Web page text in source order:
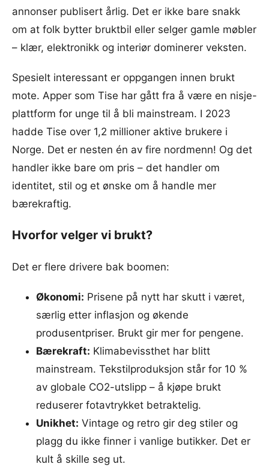
annonser publisert årlig. Det er ikke bare snakk
om at folk bytter bruktbil eller selger gamle møbler
– klær, elektronikk og interiør dominerer veksten.
Spesielt interessant er oppgangen innen brukt
mote. Apper som Tise har gått fra å være en nisje-
plattform for unge til å bli mainstream. I 2023
hadde Tise over 1,2 millioner aktive brukere i
Norge. Det er nesten én av fire nordmenn! Og det
handler ikke bare om pris – det handler om
identitet, stil og et ønske om å handle mer
bærekraftig.
Hvorfor velger vi brukt?
Det er flere drivere bak boomen:
Økonomi: Prisene på nytt har skutt i været,
særlig etter inflasjon og økende
produsentpriser. Brukt gir mer for pengene.
Bærekraft: Klimabevissthet har blitt
mainstream. Tekstilproduksjon står for 10 %
av globale CO2-utslipp – å kjøpe brukt
reduserer fotavtrykket betraktelig.
Unikhet: Vintage og retro gir deg stiler og
plagg du ikke finner i vanlige butikker. Det er
kult å skille seg ut.